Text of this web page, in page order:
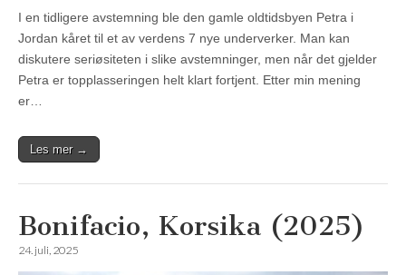
I en tidligere avstemning ble den gamle oldtidsbyen Petra i
Jordan kåret til et av verdens 7 nye underverker. Man kan
diskutere seriøsiteten i slike avstemninger, men når det gjelder
Petra er topplasseringen helt klart fortjent. Etter min mening
er…
Les mer →
Bonifacio, Korsika (2025)
24. juli, 2025